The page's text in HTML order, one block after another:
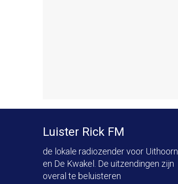
Luister Rick FM
de lokale radiozender voor Uithoorn
en De Kwakel. De uitzendingen zijn
overal te beluisteren